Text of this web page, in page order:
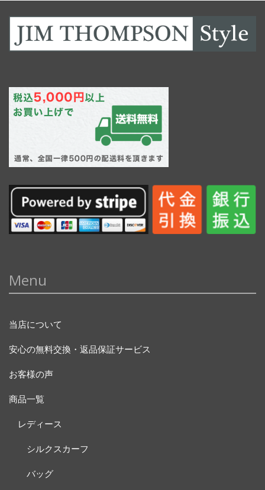
Menu
当店について
安心の無料交換・返品保証サービス
お客様の声
商品一覧
レディース
シルクスカーフ
バッグ